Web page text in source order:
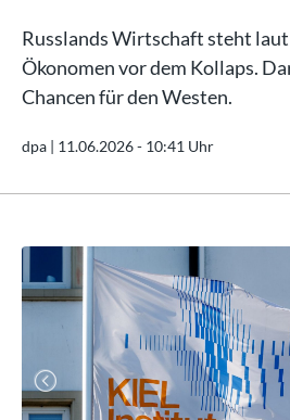
Russlands Wirtschaft steht
Ökonomen vor dem Kollaps.
Chancen für den Westen.
dpa | 11.06.2026 - 10:41 Uhr